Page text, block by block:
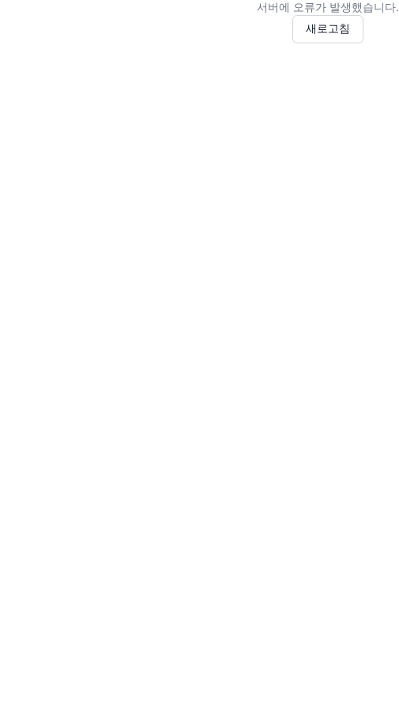
서버에 오류가 발생했습니다.
새로고침